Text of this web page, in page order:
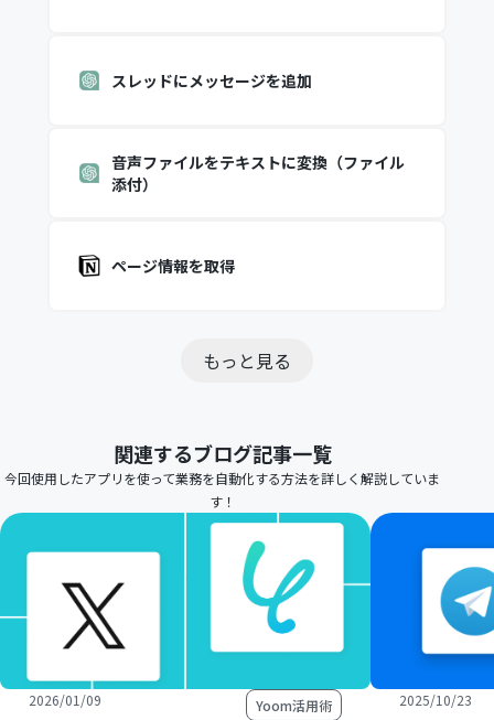
スレッドにメッセージを追加
音声ファイルをテキストに変換（ファイル
添付）
ページ情報を取得
もっと見る
関連するブログ記事一覧
今回使用したアプリを使って業務を自動化する方法を詳しく解説していま
す！
2026/01/09 Yoom活用術 2025/10/23